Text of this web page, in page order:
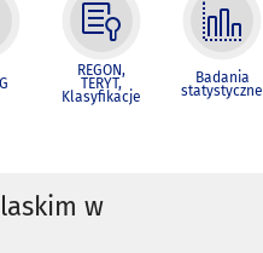
REGON,
TERYT,
Klasyfikacje
Badania
statystyczne
w